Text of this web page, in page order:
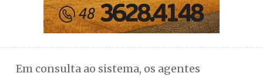
Em consulta ao sistema, os agentes